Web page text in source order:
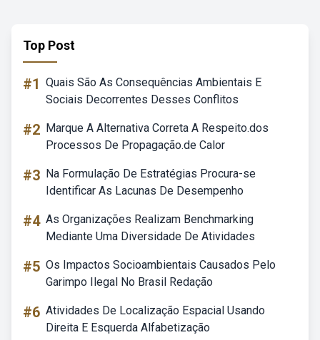
Top Post
#1 Quais São As Consequências Ambientais E
Sociais Decorrentes Desses Conflitos
#2 Marque A Alternativa Correta A Respeito.dos
Processos De Propagação.de Calor
#3 Na Formulação De Estratégias Procura-se
Identificar As Lacunas De Desempenho
#4 As Organizações Realizam Benchmarking
Mediante Uma Diversidade De Atividades
#5 Os Impactos Socioambientais Causados Pelo
Garimpo Ilegal No Brasil Redação
#6 Atividades De Localização Espacial Usando
Direita E Esquerda Alfabetização